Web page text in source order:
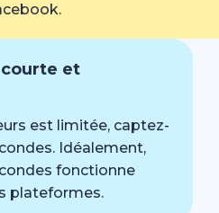
et
est limitée, captez-
Idéalement,
fonctionne
plateformes.